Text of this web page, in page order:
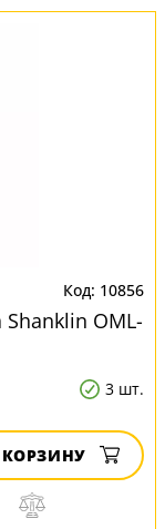
10856
OML-
3 шт.
КОРЗИНУ